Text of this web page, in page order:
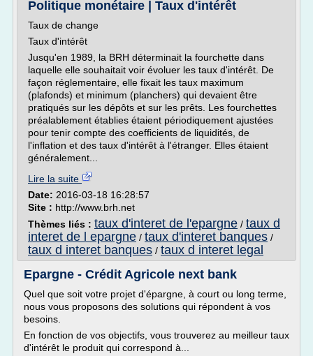
Politique monétaire | Taux d'intérêt
Taux de change
Taux d'intérêt
Jusqu'en 1989, la BRH déterminait la fourchette dans
laquelle elle souhaitait voir évoluer les taux d'intérêt. De
façon réglementaire, elle fixait les taux maximum
(plafonds) et minimum (planchers) qui devaient être
pratiqués sur les dépôts et sur les prêts. Les fourchettes
préalablement établies étaient périodiquement ajustées
pour tenir compte des coefficients de liquidités, de
l'inflation et des taux d'intérêt à l'étranger. Elles étaient
généralement...
Lire la suite
Date: 2016-03-18 16:28:57
Site : http://www.brh.net
Thèmes liés : taux d'interet de l'epargne / taux d
interet de l epargne / taux d'interet banques /
taux d interet banques / taux d interet legal
Epargne - Crédit Agricole next bank
Quel que soit votre projet d'épargne, à court ou long terme,
nous vous proposons des solutions qui répondent à vos
besoins.
En fonction de vos objectifs, vous trouverez au meilleur taux
d'intérêt le produit qui correspond à...